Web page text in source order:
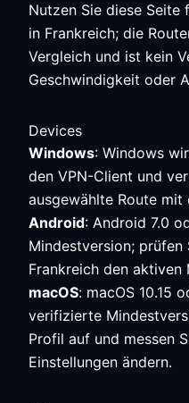
Nutzen Sie diese Seite
in Frankreich; die
Vergleich und ist kein
Geschwindigkeit oder
Devices
Windows: Windows
den VPN-Client und
ausgewählte Route mit
Android: Android 7.0
Mindestversion; prüfen
Frankreich den aktiven
macOS: macOS 10.15
verifizierte
Profil auf und messen
Einstellungen ändern.